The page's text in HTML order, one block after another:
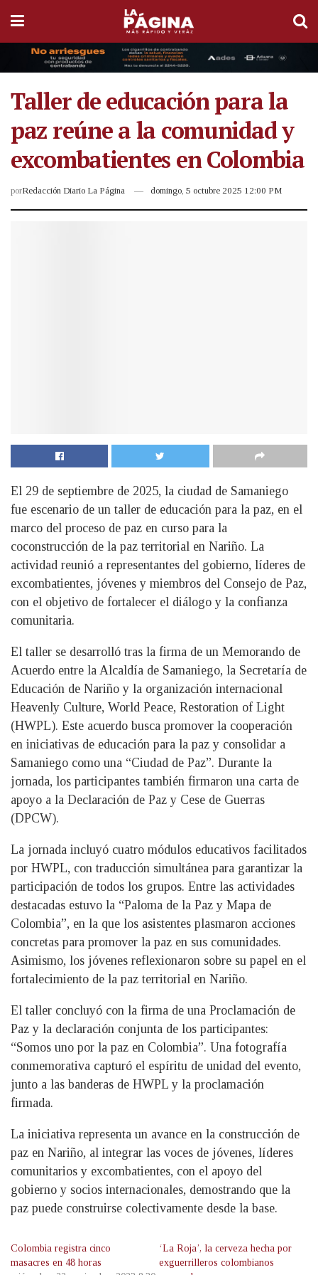
Taller de educación para la
paz reúne a la comunidad y
excombatientes en Colombia
porRedacción Diario La Página domingo, 5 octubre 2025 12:00 PM
El 29 de septiembre de 2025, la ciudad de Samaniego
fue escenario de un taller de educación para la paz, en el
marco del proceso de paz en curso para la
coconstrucción de la paz territorial en Nariño. La
actividad reunió a representantes del gobierno, líderes de
excombatientes, jóvenes y miembros del Consejo de Paz,
con el objetivo de fortalecer el diálogo y la confianza
comunitaria.
El taller se desarrolló tras la firma de un Memorando de
Acuerdo entre la Alcaldía de Samaniego, la Secretaría de
Educación de Nariño y la organización internacional
Heavenly Culture, World Peace, Restoration of Light
(HWPL). Este acuerdo busca promover la cooperación
en iniciativas de educación para la paz y consolidar a
Samaniego como una “Ciudad de Paz”. Durante la
jornada, los participantes también firmaron una carta de
apoyo a la Declaración de Paz y Cese de Guerras
(DPCW).
La jornada incluyó cuatro módulos educativos facilitados
por HWPL, con traducción simultánea para garantizar la
participación de todos los grupos. Entre las actividades
destacadas estuvo la “Paloma de la Paz y Mapa de
Colombia”, en la que los asistentes plasmaron acciones
concretas para promover la paz en sus comunidades.
Asimismo, los jóvenes reflexionaron sobre su papel en el
fortalecimiento de la paz territorial en Nariño.
El taller concluyó con la firma de una Proclamación de
Paz y la declaración conjunta de los participantes:
“Somos uno por la paz en Colombia”. Una fotografía
conmemorativa capturó el espíritu de unidad del evento,
junto a las banderas de HWPL y la proclamación
firmada.
La iniciativa representa un avance en la construcción de
paz en Nariño, al integrar las voces de jóvenes, líderes
comunitarios y excombatientes, con el apoyo del
gobierno y socios internacionales, demostrando que la
paz puede construirse colectivamente desde la base.
Colombia registra cinco
masacres en 48 horas
‘La Roja’, la cerveza hecha por
exguerrilleros colombianos